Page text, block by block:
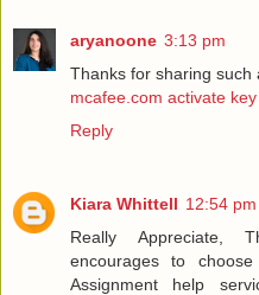
aryanoone 3:13 pm
Thanks for sharing such
mcafee.com activate key
Reply
Kiara Whittell 12:54 pm
Really Appreciate,
encourages to
Assignment help